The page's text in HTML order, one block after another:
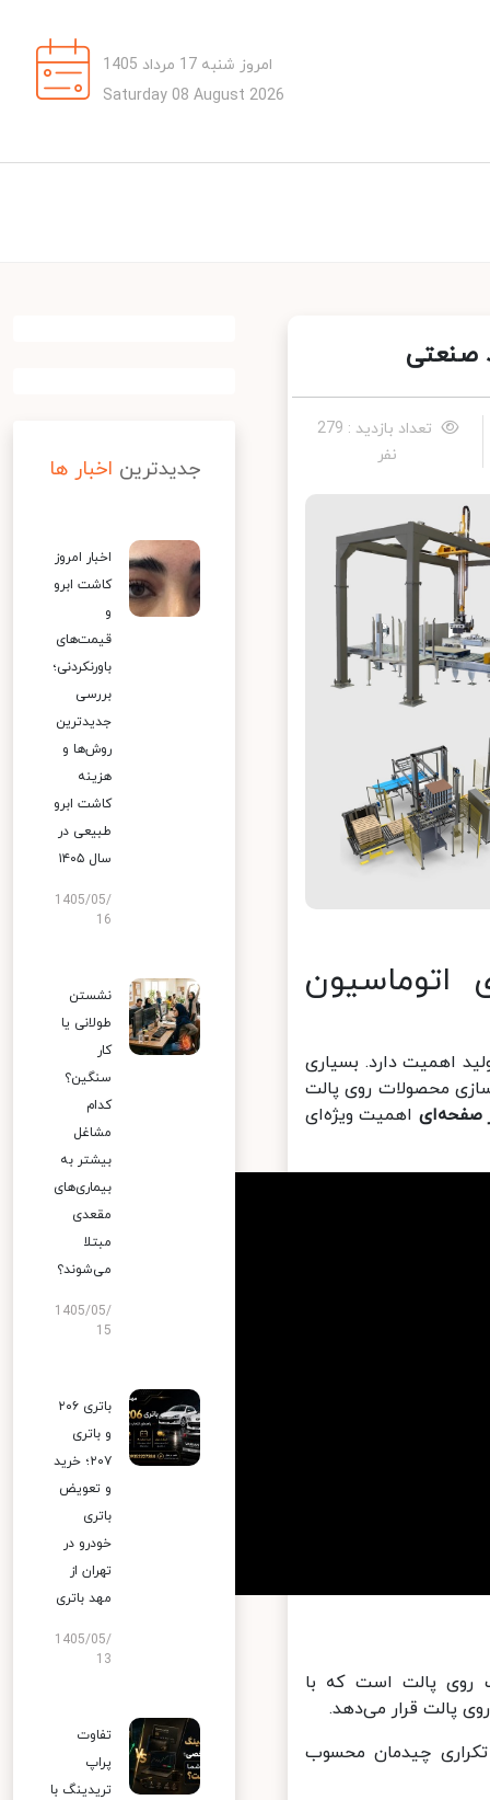
امروز شنبه 17 مرداد 1405
Saturday 08 August 2026
صنعتی
تعداد بازدید : 279
نفر
اتوماسیون
اهمیت دارد. بسیاری
محصولات روی پالت
صفحه‌ایاهمیت ویژه‌ای
پالت است که با
پالت قرار می‌دهد.
چیدمان محسوب
جدیدترین اخبار ها
اخبار امروز
کاشت ابرو
قیمت‌های
باورنکردنی؛
بررسی
جدیدترین
روش‌ها و
هزینه
کاشت ابرو
طبیعی در
سال ۱۴۰۵
1405/05/
16
نشستن
طولانی یا
کار
سنگین؟
کدام
مشاغل
بیشتر به
بیماری‌های
مقعدی
مبتلا
می‌شوند؟
1405/05/
15
باتری ۲۰۶
و باتری
۲۰۷؛ خرید
و تعویض
باتری
خودرو در
تهران از
مهد باتری
1405/05/
13
تفاوت
پراپ
تریدینگ با